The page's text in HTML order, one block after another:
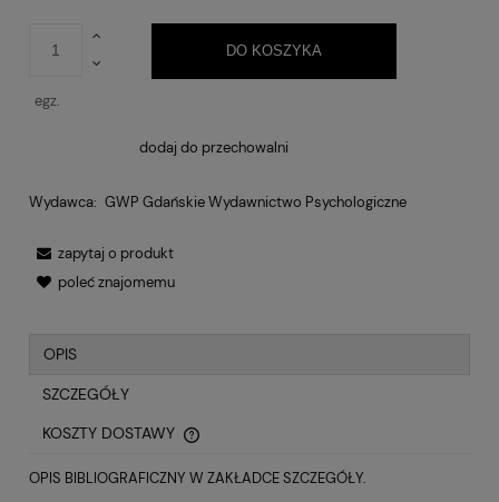
egz.
DO KOSZYKA
dodaj do przechowalni
Wydawca: GWP Gdańskie Wydawnictwo Psychologiczne
zapytaj o produkt
poleć znajomemu
OPIS
SZCZEGÓŁY
KOSZTY DOSTAWY
CENA NIE ZAWIERA EWENTUALNYCH KOSZTÓW PŁATNOŚCI
OPIS BIBLIOGRAFICZNY W ZAKŁADCE SZCZEGÓŁY.